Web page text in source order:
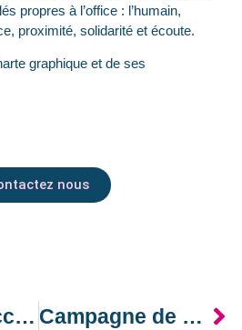
propres à l’office : l’humain,
proximité, solidarité et écoute.
graphique et de ses
nous
Conseil et Accompagnement – Ximiti Campagne de recrutement de candidats à la franchise – DometVie